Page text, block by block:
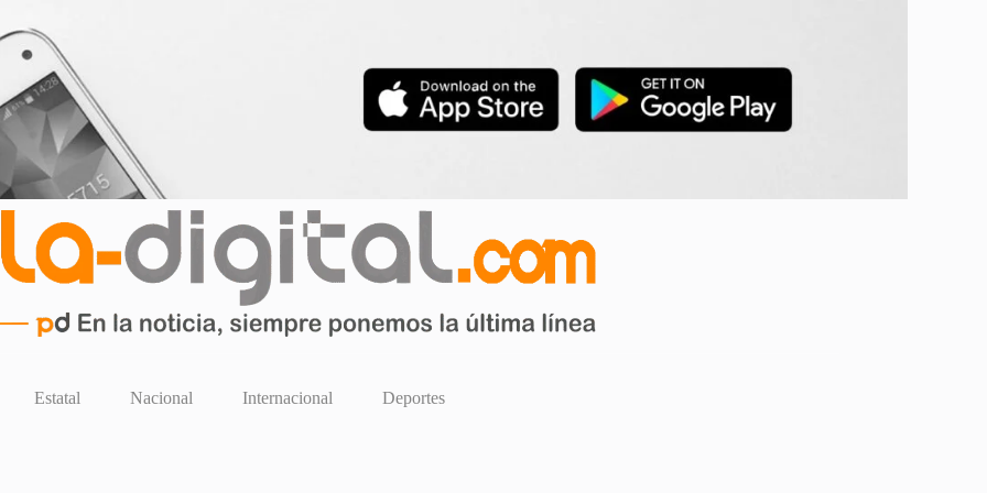
Estatal Nacional Internacional Deportes